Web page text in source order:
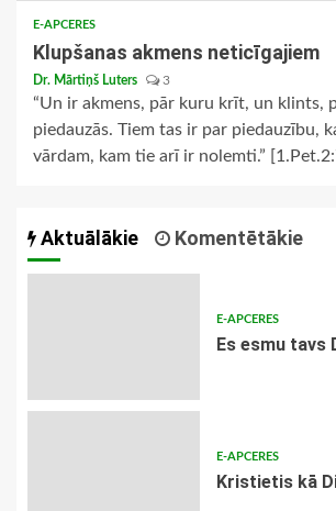
E-APCERES
Klupšanas akmens neticīgajiem
Dr. Mārtiņš Luters 3
“Un ir akmens, pār kuru krīt, un klints,
piedauzās. Tiem tas ir par piedauzību,
vārdam, kam tie arī ir nolemti.”
Aktuālākie Komentētākie
E-APCERES
Es esmu tavs
E-APCERES
Kristietis kā